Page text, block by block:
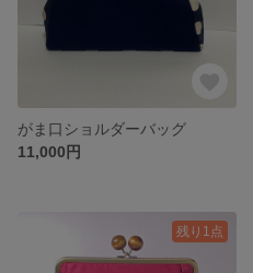
がま口ショルダーバッグ
11,000円
残り1点